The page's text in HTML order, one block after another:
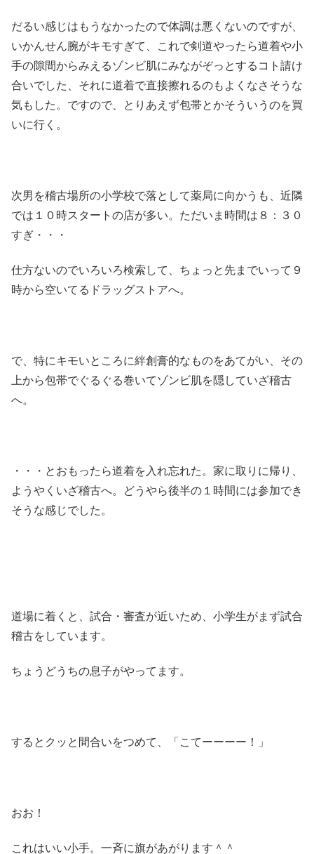
だるい感じはもうなかったので体調は悪くないのですが、
いかんせん腕がキモすぎて、これで剣道やったら道着や小
手の隙間からみえるゾンビ肌にみながぞっとするコト請け
合いでした、それに道着で直接擦れるのもよくなさそうな
気もした。ですので、とりあえず包帯とかそういうのを買
いに行く。
次男を稽古場所の小学校で落として薬局に向かうも、近隣
では１０時スタートの店が多い。ただいま時間は８：３０
すぎ・・・
仕方ないのでいろいろ検索して、ちょっと先までいって９
時から空いてるドラッグストアへ。
で、特にキモいところに絆創膏的なものをあてがい、その
上から包帯でぐるぐる巻いてゾンビ肌を隠していざ稽古
へ。
・・・とおもったら道着を入れ忘れた。家に取りに帰り、
ようやくいざ稽古へ。どうやら後半の１時間には参加でき
そうな感じでした。
道場に着くと、試合・審査が近いため、小学生がまず試合
稽古をしています。
ちょうどうちの息子がやってます。
するとクッと間合いをつめて、「こてーーーー！」
おお！
これはいい小手。一斉に旗があがります＾＾